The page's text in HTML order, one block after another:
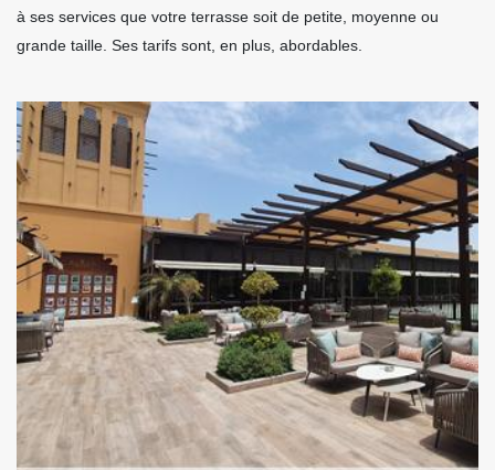
à ses services que votre terrasse soit de petite, moyenne ou
grande taille. Ses tarifs sont, en plus, abordables.